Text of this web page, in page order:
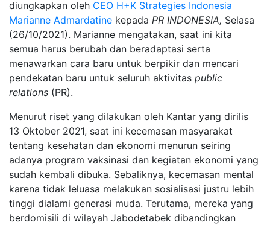
diungkapkan oleh CEO H+K Strategies Indonesia
Marianne Admardatine kepada PR INDONESIA, Selasa
(26/10/2021). Marianne mengatakan, saat ini kita
semua harus berubah dan beradaptasi serta
menawarkan cara baru untuk berpikir dan mencari
pendekatan baru untuk seluruh aktivitas public
relations (PR).
Menurut riset yang dilakukan oleh Kantar yang dirilis
13 Oktober 2021, saat ini kecemasan masyarakat
tentang kesehatan dan ekonomi menurun seiring
adanya program vaksinasi dan kegiatan ekonomi yang
sudah kembali dibuka. Sebaliknya, kecemasan mental
karena tidak leluasa melakukan sosialisasi justru lebih
tinggi dialami generasi muda. Terutama, mereka yang
berdomisili di wilayah Jabodetabek dibandingkan